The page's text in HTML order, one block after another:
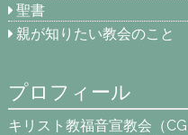
聖書
親が知りたい教会のこと
プロフィール
キリスト教福音宣教会（